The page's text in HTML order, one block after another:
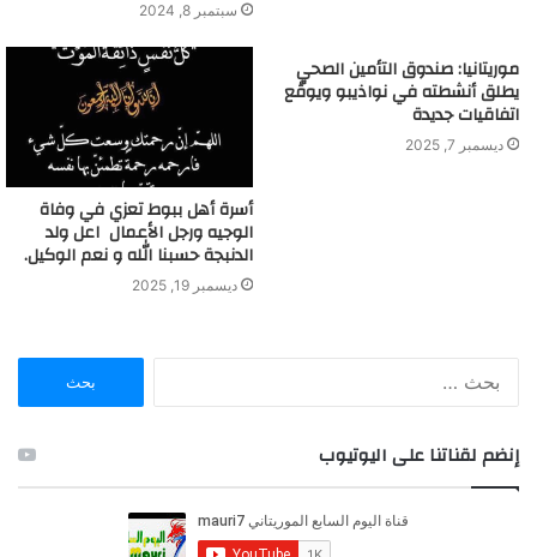
سبتمبر 8, 2024
موريتانيا: صندوق التأمين الصحي
يطلق أنشطته في نواذيبو ويوقّع
اتفاقيات جديدة
ديسمبر 7, 2025
أسرة أهل ببوط تعزي في وفاة
الوجيه ورجل الأعمال اعل ولد
الدنبجة حسبنا الله و نعم الوكيل.
ديسمبر 19, 2025
ع
ن
:
إنضم لقناتنا على اليوتيوب